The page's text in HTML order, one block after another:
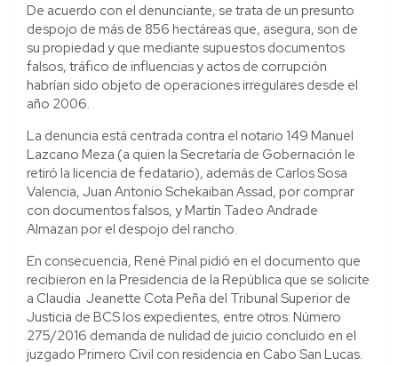
De acuerdo con el denunciante, se trata de un presunto
despojo de más de 856 hectáreas que, asegura, son de
su propiedad y que mediante supuestos documentos
falsos, tráfico de influencias y actos de corrupción
habrían sido objeto de operaciones irregulares desde el
año 2006.
La denuncia está centrada contra el notario 149 Manuel
Lazcano Meza (a quien la Secretaría de Gobernación le
retiró la licencia de fedatario), además de Carlos Sosa
Valencia, Juan Antonio Schekaiban Assad, por comprar
con documentos falsos, y Martín Tadeo Andrade
Almazan por el despojo del rancho.
En consecuencia, René Pinal pidió en el documento que
recibieron en la Presidencia de la República que se solicite
a Claudia Jeanette Cota Peña del Tribunal Superior de
Justicia de BCS los expedientes, entre otros: Número
275/2016 demanda de nulidad de juicio concluido en el
juzgado Primero Civil con residencia en Cabo San Lucas.